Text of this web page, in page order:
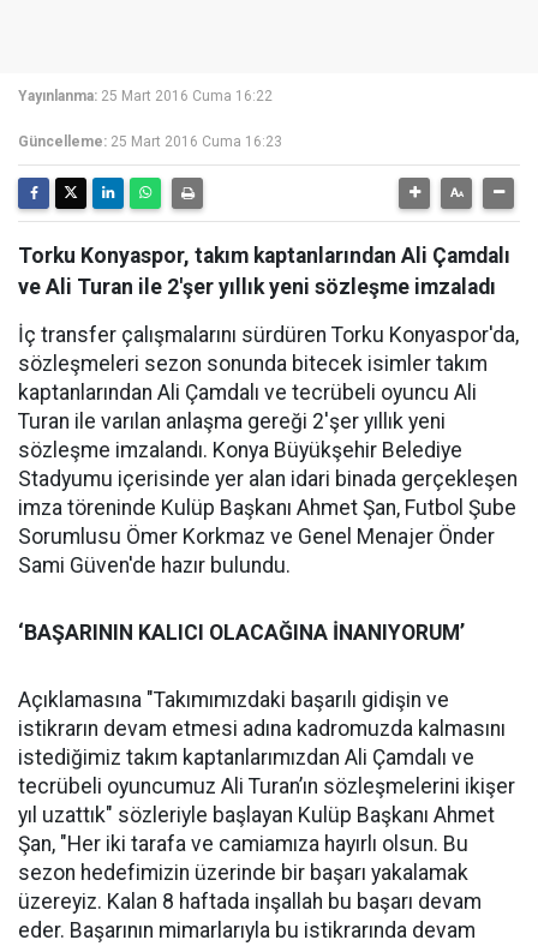
Yayınlanma: 25 Mart 2016 Cuma 16:22
Güncelleme: 25 Mart 2016 Cuma 16:23
Torku Konyaspor, takım kaptanlarından Ali Çamdalı
ve Ali Turan ile 2'şer yıllık yeni sözleşme imzaladı
İç transfer çalışmalarını sürdüren Torku Konyaspor'da,
sözleşmeleri sezon sonunda bitecek isimler takım
kaptanlarından Ali Çamdalı ve tecrübeli oyuncu Ali
Turan ile varılan anlaşma gereği 2'şer yıllık yeni
sözleşme imzalandı. Konya Büyükşehir Belediye
Stadyumu içerisinde yer alan idari binada gerçekleşen
imza töreninde Kulüp Başkanı Ahmet Şan, Futbol Şube
Sorumlusu Ömer Korkmaz ve Genel Menajer Önder
Sami Güven'de hazır bulundu.
‘BAŞARININ KALICI OLACAĞINA İNANIYORUM’
Açıklamasına "Takımımızdaki başarılı gidişin ve
istikrarın devam etmesi adına kadromuzda kalmasını
istediğimiz takım kaptanlarımızdan Ali Çamdalı ve
tecrübeli oyuncumuz Ali Turan’ın sözleşmelerini ikişer
yıl uzattık" sözleriyle başlayan Kulüp Başkanı Ahmet
Şan, "Her iki tarafa ve camiamıza hayırlı olsun. Bu
sezon hedefimizin üzerinde bir başarı yakalamak
üzereyiz. Kalan 8 haftada inşallah bu başarı devam
eder. Başarının mimarlarıyla bu istikrarında devam